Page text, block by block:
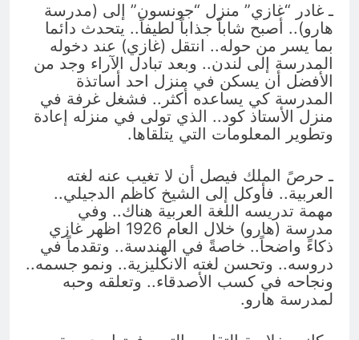
ـ غادر “غازي” منزل “جونسون” إلى (مدرسة
هارو).. أصبح شاباً جذاباً لطيفاً.. يتحدث دائما
بما يسر من حوله.. انتقل (غازي) عند دخوله
المدرسة إلى لندن.. وبعد تبادل الآراء وجد من
الأفضل أن يسكن في منزل احد أساتذة
المدرسة كي يساعده أكثر.. فشغل غرفة في
منزل الأستاذ كود.. الذي تولى في منزله إعادة
وتطوير المعلومات التي يتلقاها.
ـ حرصً الملك فيصل أن لا تغيب عنه لغته
العربية.. فأوكل إلى الشيخ كاظم الدجيلي..
مهمة تدريسه اللغة العربية هناك.. وفي
مدرسة (هارو) خلال العام 1926 اظهر غازي
ذكاءً واضحاً.. خاصةً في الهندسة.. وتقدماً في
دروسه.. وتحسن لغته الانكليزية.. ونمو جسمه..
ونجاحه في كسب الأصدقاء.. وتعلقه وحبه
لمدرسة هارو.